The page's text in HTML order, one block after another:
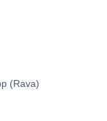
(Rava)